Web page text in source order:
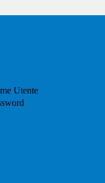
Utente